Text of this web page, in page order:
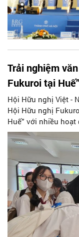
Trải nghiệm
Fukuroi tại Huế”
Hội Hữu nghị Việt -
Hội Hữu nghị
Huế” với nhiều
người tham gia.